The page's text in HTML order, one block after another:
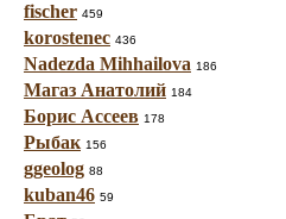
fischer 459
korostenec 436
Nadezda Mihhailova 186
Магаз Анатолий 184
Борис Ассеев 178
Рыбак 156
ggeolog 88
kuban46 59